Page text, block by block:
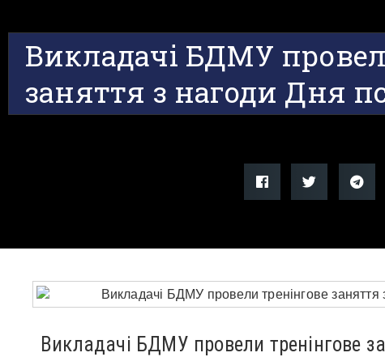
Викладачі БДМУ
заняття з нагоди Дня
Викладачі БДМУ провели тренінгове